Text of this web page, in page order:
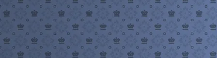
t
n
a